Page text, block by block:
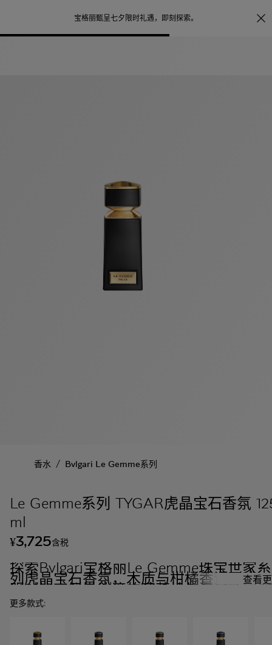
宝格丽甄呈七夕限时礼遇， 即刻探索。
香水 / Bvlgari Le Gemme系列
Le Gemme系列 TYGAR虎晶宝石香氛
ml
¥3,725含税
探索Bvlgari宝格丽Le Gemme珠宝世家系
列虎晶宝石香氛，木质与柑橘香调形成鲜
明对比，鲜嫩欲滴的葡萄柚与深邃精致的
龙涎香相辅相成。
查看
更多款式: